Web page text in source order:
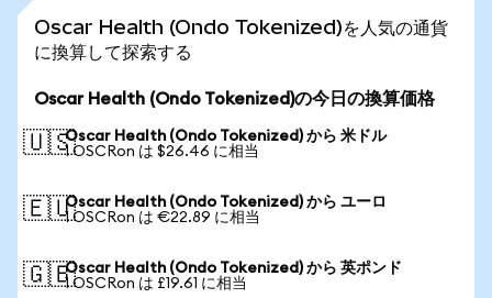
Oscar Health (Ondo Tokenized)を人気の通貨
に換算して探索する
Oscar Health (Ondo Tokenized)の今日の換算価格
🇺🇸Oscar Health (Ondo Tokenized) から 米ドル
1 OSCRon は $26.46 に相当
🇪🇺Oscar Health (Ondo Tokenized) から ユーロ
1 OSCRon は €22.89 に相当
🇬🇧Oscar Health (Ondo Tokenized) から 英ポンド
1 OSCRon は £19.61 に相当